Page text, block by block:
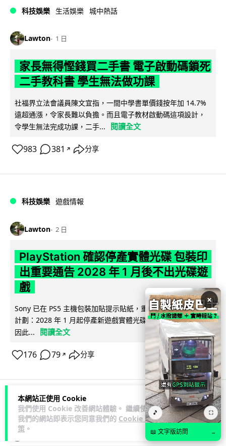
本網站正使用 Cookie
我們使用 Cookie 改善網站體驗。 繼續使用
我們的網站即表示您同意我們的 Cookie 政
策 。
科技娛樂 生活娛樂 城中熱話
Lawton 1 日
家長無得慳錢買二手書 電子啟動碼鎖死
二手教科書 學生無法做功課
社福界立法會議員陳文宜指，一間中學書單價錢按年加 14.7%
遠超通漲，令家長難以負擔。而且電子教材啟動碼這項設計，
令學生無法完成功課，二手...
閱讀全文
983 381 ↗ 分享
科技娛樂 遊戲情報
Lawton 2 日
PlayStation 確認停產實體光碟 包裝印
出重要通告 2028 年 1 月後不出光碟遊
戲
Sony 已在 PS5 主機包裝加貼提示貼紙，重申官方 7 月已公布
計劃：2028 年 1 月起停產新遊戲實體光碟。分析師預期 PS6
因此...
閱讀全文
176 79 ↗ 分享
人工智能
Vin
×
🎵 ⛶
📖 文字版訪問 →